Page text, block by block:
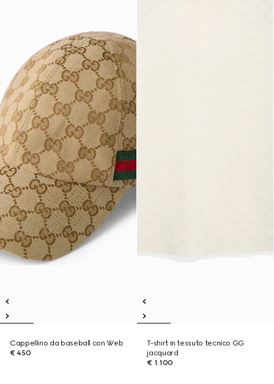
Cappellino da baseball con Web
€ 450
T-shirt in tessuto tecnico GG
jacquard
€ 1.100